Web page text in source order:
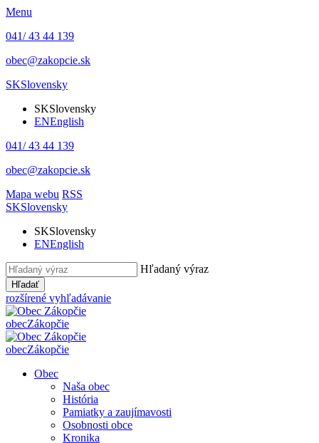
Menu
041/ 43 44 139
obec@zakopcie.sk
SKSlovensky
SKSlovensky
ENEnglish
041/ 43 44 139
obec@zakopcie.sk
Mapa webu RSS
SKSlovensky
SKSlovensky
ENEnglish
Hľadaný výraz
Hľadať
rozšírené vyhľadávanie
obecZákopčie
obecZákopčie
Obec
Naša obec
História
Pamiatky a zaujímavosti
Osobnosti obce
Kronika